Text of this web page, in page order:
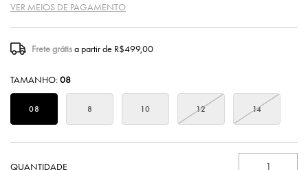
VER MEIOS DE PAGAMENTO
Frete grátisa partir de R$499,00
TAMANHO:08
08 8 10 12 14
QUANTIDADE